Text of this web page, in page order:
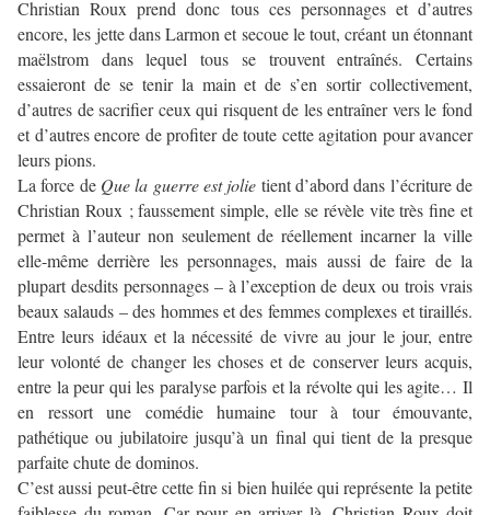
Christian Roux prend donc tous ces personnages et d’autres
encore, les jette dans Larmon et secoue le tout, créant un étonnant
maëlstrom dans lequel tous se trouvent entraînés. Certains
essaieront de se tenir la main et de s’en sortir collectivement,
d’autres de sacrifier ceux qui risquent de les entraîner vers le fond
et d’autres encore de profiter de toute cette agitation pour avancer
leurs pions.
La force de Que la guerre est jolie tient d’abord dans l’écriture de
Christian Roux ; faussement simple, elle se révèle vite très fine et
permet à l’auteur non seulement de réellement incarner la ville
elle-même derrière les personnages, mais aussi de faire de la
plupart desdits personnages – à l’exception de deux ou trois vrais
beaux salauds – des hommes et des femmes complexes et tiraillés.
Entre leurs idéaux et la nécessité de vivre au jour le jour, entre
leur volonté de changer les choses et de conserver leurs acquis,
entre la peur qui les paralyse parfois et la révolte qui les agite… Il
en ressort une comédie humaine tour à tour émouvante,
pathétique ou jubilatoire jusqu’à un final qui tient de la presque
parfaite chute de dominos.
C’est aussi peut-être cette fin si bien huilée qui représente la petite